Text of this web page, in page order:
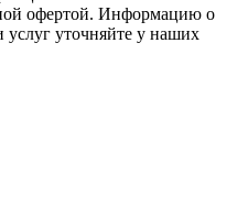
офертой. Информацию о
услуг уточняйте у наших